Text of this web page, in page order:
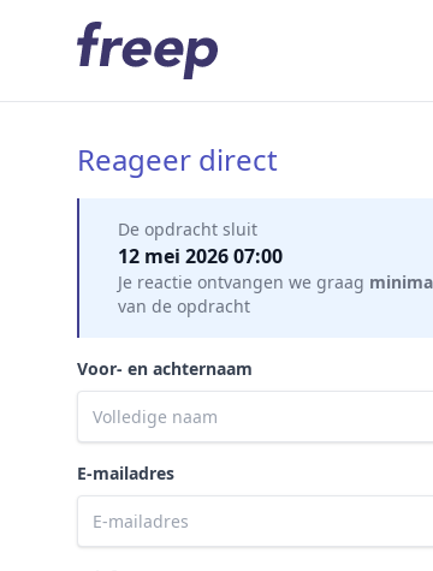
Mijn gegevens
Reageer direct
De opdracht sluit
12 mei 2026 07:00
Je reactie ontvangen we graag
van de opdracht
Voor- en achternaam
E-mailadres